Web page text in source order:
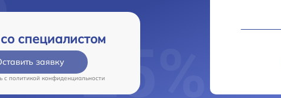
специалистом
заявку
c политикой конфиденциальности